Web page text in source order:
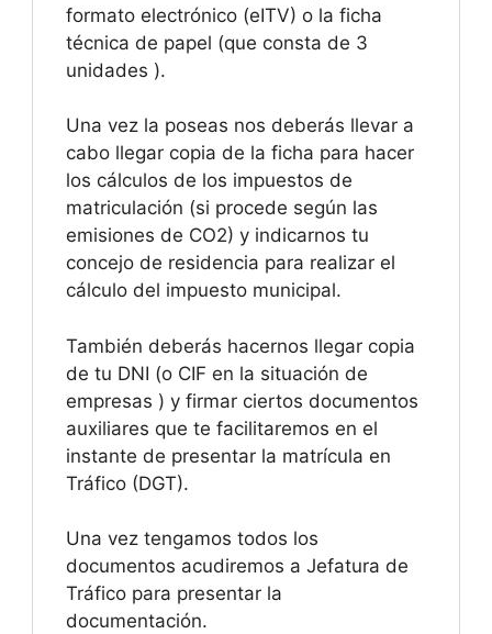
formato electrónico (eITV) o la ficha
técnica de papel (que consta de 3
unidades ).
Una vez la poseas nos deberás llevar a
cabo llegar copia de la ficha para hacer
los cálculos de los impuestos de
matriculación (si procede según las
emisiones de CO2) y indicarnos tu
concejo de residencia para realizar el
cálculo del impuesto municipal.
También deberás hacernos llegar copia
de tu DNI (o CIF en la situación de
empresas ) y firmar ciertos documentos
auxiliares que te facilitaremos en el
instante de presentar la matrícula en
Tráfico (DGT).
Una vez tengamos todos los
documentos acudiremos a Jefatura de
Tráfico para presentar la
documentación.